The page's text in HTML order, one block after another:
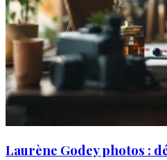
Laurène Godey photos :